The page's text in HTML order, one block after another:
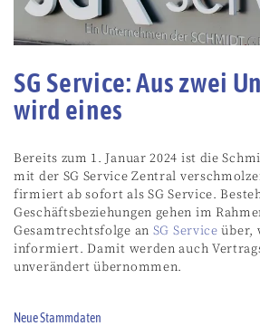
SG Service: Aus zwei
wird eines
Bereits zum 1. Januar 2024 ist die
mit der SG Service Zentral
firmiert ab sofort als SG Service.
Geschäftsbeziehungen gehen im
Gesamtrechtsfolge an SG Service über,
informiert. Damit werden auch
unverändert übernommen.
Neue Stammdaten